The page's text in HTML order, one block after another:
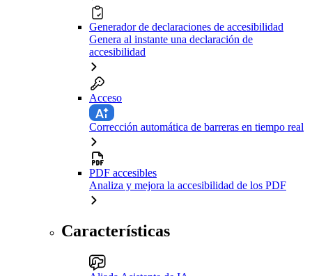
Generador de declaraciones de accesibilidad
Genera al instante una declaración de
accesibilidad
Acceso
Corrección automática de barreras en tiempo real
PDF accesibles
Analiza y mejora la accesibilidad de los PDF
Características